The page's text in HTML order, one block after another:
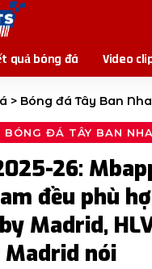
quả bóng đá Video
> Bóng đá Tây Ban Nha
BÓNG ĐÁ TÂY BAN NHA
26:
đều phù
Madrid,
Madrid nói